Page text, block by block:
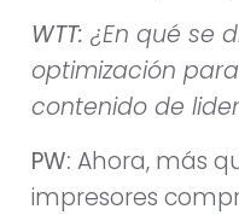
WTT: ¿En qué se
optimización
contenido de
PW: Ahora, más
impresores